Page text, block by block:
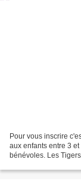
Pour vous inscrire
aux enfants entre 3
bénévoles. Les